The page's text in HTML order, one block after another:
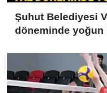
Şuhut Belediyesi
döneminde